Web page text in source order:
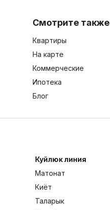
Смотрите также
Квартиры
На карте
Коммерческие
Ипотека
Блог
Куйлюк линия
Матонат
Киёт
Таларык